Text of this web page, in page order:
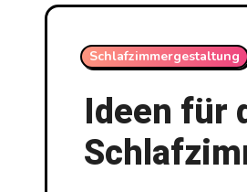
Schlafzimmergestaltung
Ideen für